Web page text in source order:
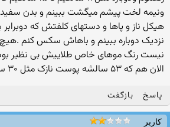
ونیمه لخت پیشم میگشت ببینم و بدن
هیکل ناز و پاها و دستهای کلفتش که دوبرابر
نزدیک دوباره ببینم و باهاش سکس کنم
نیست رنگ موهای خاص طلاییش بی نظیر
الان هم که ۵۳ سالشه پوست نازک مثل ۳۰ سالگیش صاف و سفیده
پاسخ بازگفت
کاربر